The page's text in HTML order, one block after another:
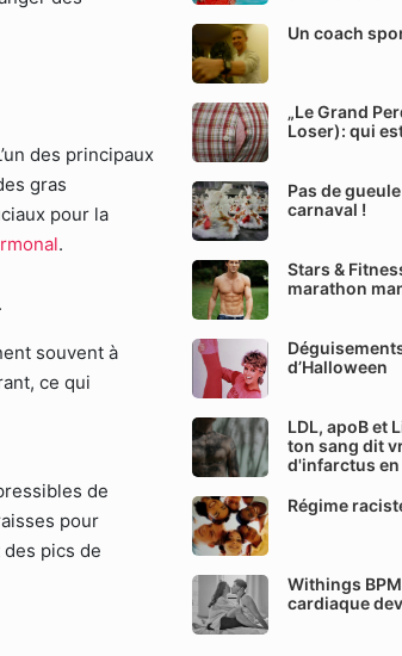
des principaux
gras
pour la
.
souvent à
ce qui
de
pour
pics de
Un coach
„Le Grand
Loser): qui
Pas de
carnaval !
Stars &
marathon
d’Halloween
LDL, apoB et
ton sang dit
d'infarctus
Régime
Withings
cardiaque